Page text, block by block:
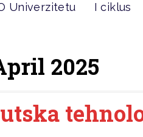
Univerzitetu I ciklus
2025